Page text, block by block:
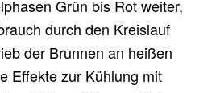
Grün bis Rot weiter,
durch den Kreislauf
der Brunnen an heißen
Effekte zur Kühlung mit